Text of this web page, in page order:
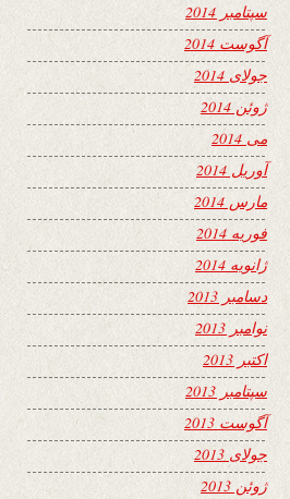
سپتامبر 2014
آگوست 2014
جولای 2014
ژوئن 2014
می 2014
آوریل 2014
مارس 2014
فوریه 2014
ژانویه 2014
دسامبر 2013
نوامبر 2013
اکتبر 2013
سپتامبر 2013
آگوست 2013
جولای 2013
ژوئن 2013